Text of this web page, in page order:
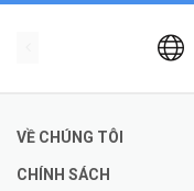
VỀ CHÚNG TÔI
CHÍNH SÁCH